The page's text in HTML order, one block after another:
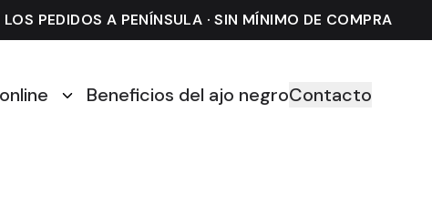
PEDIDOS A PENÍNSULA · SIN MÍNIMO DE COMPRA
Beneficios del ajo negroContacto